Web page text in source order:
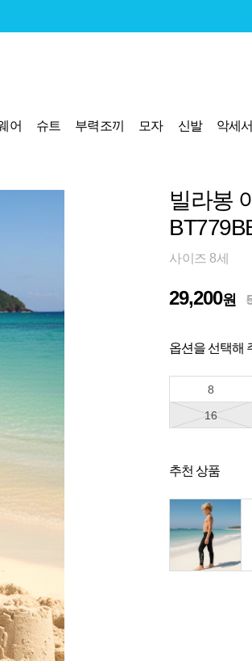
어 슈트 부력조끼 모자 신발 악세
빌라봉
사이즈 8세
29,200원
옵션을 선택해
8
16
추천 상품